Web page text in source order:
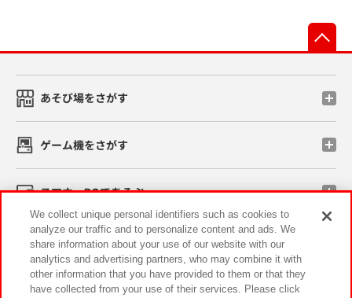
あそび場をさがす
ゲーム機をさがす
スマホ・PCであそぶ
イベント・キャンペーン
We collect unique personal identifiers such as cookies to
analyze our traffic and to personalize content and ads. We
share information about your use of our website with our
analytics and advertising partners, who may combine it with
other information that you have provided to them or that they
have collected from your use of their services. Please click